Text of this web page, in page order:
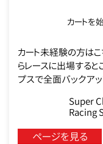
カートを
カート未経験の方はこ
らレースに出場すると
プスで全面バックアッ
Super
Racing
ページを見る